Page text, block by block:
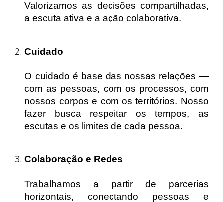
Valorizamos as decisões compartilhadas,
a escuta ativa e a ação colaborativa.
Cuidado
O cuidado é base das nossas relações —
com as pessoas, com os processos, com
nossos corpos e com os territórios. Nosso
fazer busca respeitar os tempos, as
escutas e os limites de cada pessoa.
Colaboração e Redes
Trabalhamos a partir de parcerias
horizontais, conectando pessoas e